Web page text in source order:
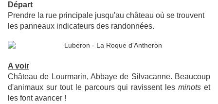
Départ
Prendre la rue principale jusqu'au château où se trouvent
les panneaux indicateurs des randonnées.
A voir
Château de Lourmarin, Abbaye de Silvacanne. Beaucoup
d'animaux sur tout le parcours qui ravissent lesminots et
les font avancer !